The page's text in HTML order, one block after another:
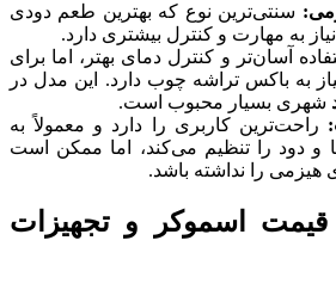
سنتی‌ترین نوع که بهترین طعم دودی
نیاز به مهارت و کنترل بیشتری دارد.
آسان‌تر و کنترل دمای بهتر، اما برای
به باکس تراشه چوب دارد. این مدل در
شهری بسیار محبوب است.
راحت‌ترین کاربری را دارد و معمولاً به
و دود را تنظیم می‌کند، اما ممکن است
را نداشته باشد.
قیمت اسموکر و تجهیزات